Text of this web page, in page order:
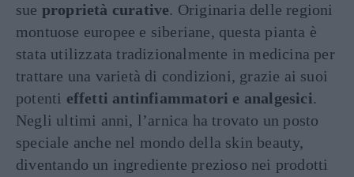
sue proprietà curative. Originaria delle regioni
montuose europee e siberiane, questa pianta è
stata utilizzata tradizionalmente in medicina per
trattare una varietà di condizioni, grazie ai suoi
potenti effetti antinfiammatori e analgesici.
Negli ultimi anni, l’arnica ha trovato un posto
speciale anche nel mondo della skin beauty,
diventando un ingrediente prezioso nei prodotti